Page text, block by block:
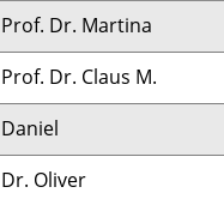
Prof. Dr. Martina
Prof. Dr. Claus M.
Daniel
Dr. Oliver